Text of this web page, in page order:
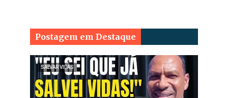
Postagem em Destaque
SALVAR VIDAS